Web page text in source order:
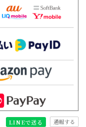
LINEで送る 通報する